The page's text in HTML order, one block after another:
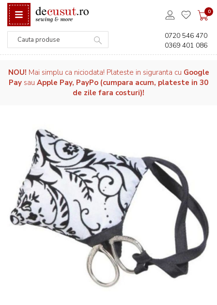
0
0720 546 470
0369 401 086
NOU! Mai simplu ca niciodata! Plateste in siguranta cu Google
Pay sau Apple Pay, PayPo (cumpara acum, plateste in 30
de zile fara costuri)!